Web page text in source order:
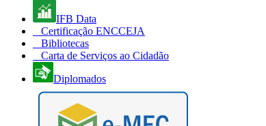
IFB Data
Certificação ENCCEJA
Bibliotecas
Carta de Serviços ao Cidadão
Diplomados